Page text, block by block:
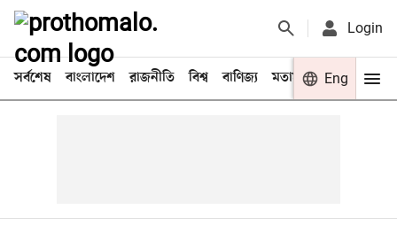
Login
সর্বশেষ বাংলাদেশ রাজনীতি বিশ্ব বাণিজ্য মতামত খেলা
Eng